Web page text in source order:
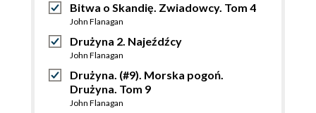
Bitwa o Skandię. Zwiadowcy. Tom 4
John Flanagan
Drużyna 2. Najeźdźcy
John Flanagan
Drużyna. (#9). Morska pogoń.
Drużyna. Tom 9
John Flanagan